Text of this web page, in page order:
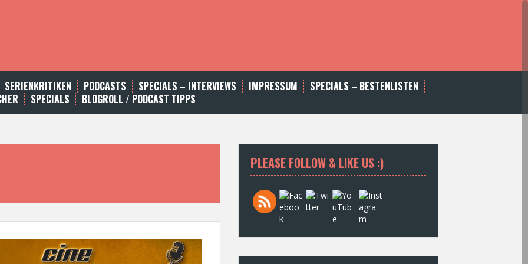
SERIENKRITIKEN PODCASTS SPECIALS – INTERVIEWS IMPRESSUM
SPECIALS – BESTENLISTEN
SPECIALS BLOGROLL / PODCAST TIPPS
PLEASE FOLLOW & LIKE US :)